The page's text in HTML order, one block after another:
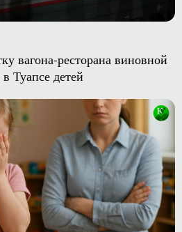
вагона-ресторана виновной
Туапсе детей